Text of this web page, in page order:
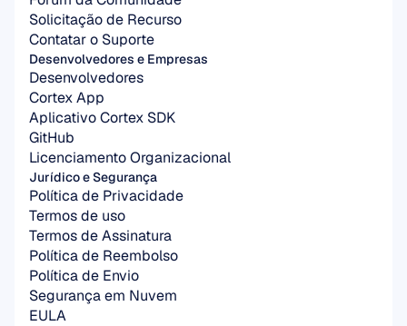
Solicitação de Recurso
Contatar o Suporte
Desenvolvedores e Empresas
Desenvolvedores
Cortex App
Aplicativo Cortex SDK
GitHub
Licenciamento Organizacional
Jurídico e Segurança
Política de Privacidade
Termos de uso
Termos de Assinatura
Política de Reembolso
Política de Envio
Segurança em Nuvem
EULA